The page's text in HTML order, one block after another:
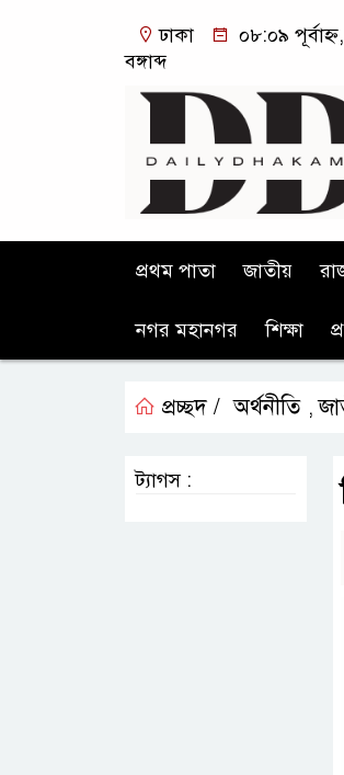
ঢাকা
০৮:০৯
বঙ্গাব্দ
প্রথম পাতা জাতীয়
নগর মহানগর শিক্ষা
প্রচ্ছদ / অর্থনীতি ,
ট্যাগস :